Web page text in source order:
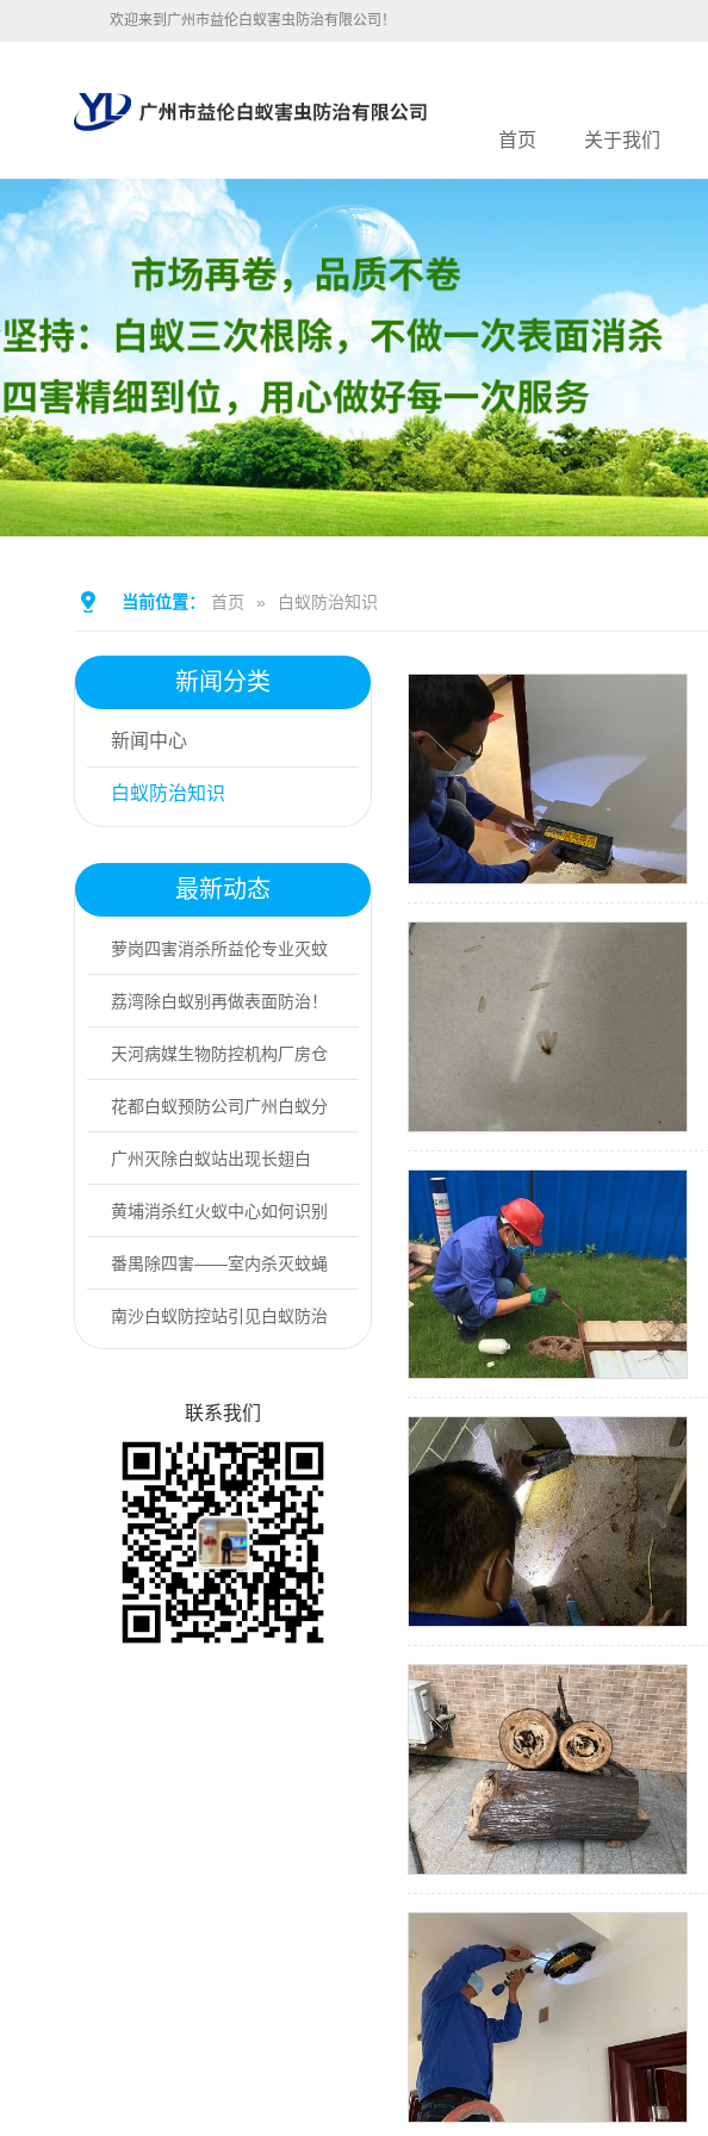
欢迎来到广州市益伦白蚁害虫防治有限公司！
首页 关于我们
当前位置： 首页 » 白蚁防治知识
新闻分类
新闻中心
白蚁防治知识
最新动态
萝岗四害消杀所益伦专业灭蚊
虫，上门防控更...
荔湾除白蚁别再做表面防治！
专业灭蚁找益伦
天河病媒生物防控机构厂房仓
库有老鼠怎么办
花都白蚁预防公司广州白蚁分
飞期是什么时候
广州灭除白蚁站出现长翅白
蚁，务必提高警惕...
黄埔消杀红火蚁中心如何识别
户外常见的红火...
番禺除四害——室内杀灭蚊蝇
的方法
南沙白蚁防控站引见白蚁防治
联系我们